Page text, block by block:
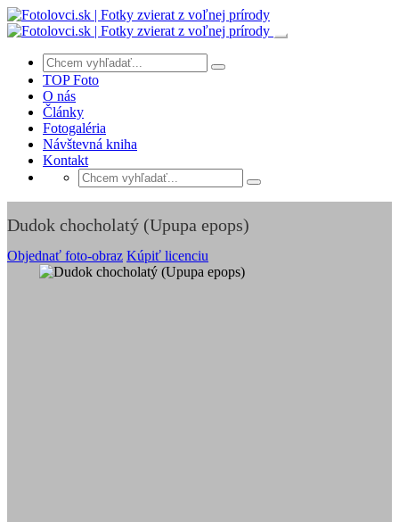
TOP Foto
O nás
Články
Fotogaléria
Návštevná kniha
Kontakt
Dudok chocholatý (Upupa epops)
Objednať foto-obraz Kúpiť licenciu